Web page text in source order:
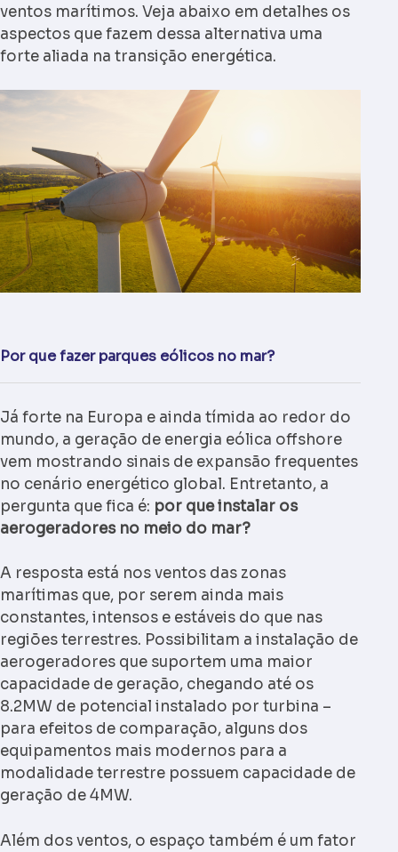
ventos marítimos. Veja abaixo em detalhes os
aspectos que fazem dessa alternativa uma
forte aliada na transição energética.
Por que fazer parques eólicos no mar?
Já forte na Europa e ainda tímida ao redor do
mundo, a geração de energia eólica offshore
vem mostrando sinais de expansão frequentes
no cenário energético global. Entretanto, a
pergunta que fica é: por que instalar os
aerogeradores no meio do mar?
A resposta está nos ventos das zonas
marítimas que, por serem ainda mais
constantes, intensos e estáveis do que nas
regiões terrestres. Possibilitam a instalação de
aerogeradores que suportem uma maior
capacidade de geração, chegando até os
8.2MW de potencial instalado por turbina –
para efeitos de comparação, alguns dos
equipamentos mais modernos para a
modalidade terrestre possuem capacidade de
geração de 4MW.
Além dos ventos, o espaço também é um fator